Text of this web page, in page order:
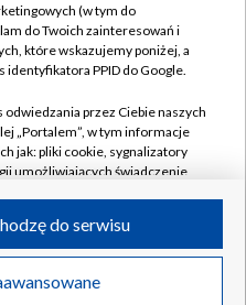
Wideo
ogłoszenia
przetargowe
o nadawcy
Akcyjna w likwidacji
(w tym do
do Twoich zainteresowań i
które wskazujemy poniżej, a
identyfikatora PPID do Google.
przez Ciebie naszych
„Portalem”, w tym informacje
jak: pliki cookie, sygnalizatory
umożliwiających świadczenie
przez Ciebie
jak adresy IP, identyfikatory
do serwisu